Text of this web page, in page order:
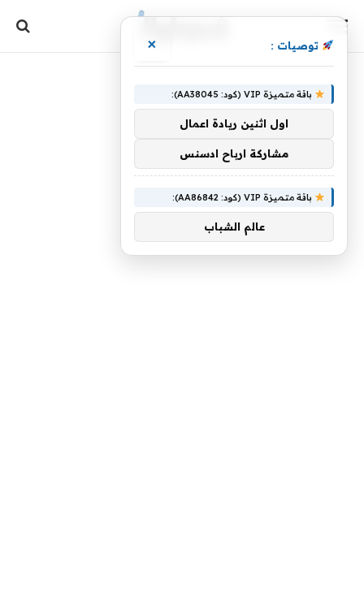
توصيات : ×
باقة متميزة VIP (كود: AA38045):
اول اثنين ريادة اعمال
مشاركة ارباح ادسنس
باقة متميزة VIP (كود: AA86842):
عالم الشباب